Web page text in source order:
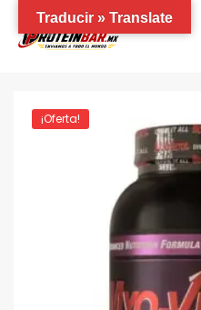
¡Oferta!
Traducir » Translate